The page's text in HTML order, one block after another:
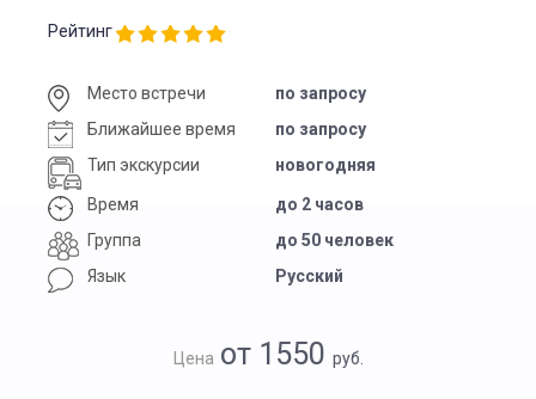
Рейтинг
Место встречи
по запросу
Ближайшее время
по запросу
Тип экскурсии
новогодняя
Время
до 2 часов
Группа
до 50 человек
Язык
Русский
Цена от 1550 руб.